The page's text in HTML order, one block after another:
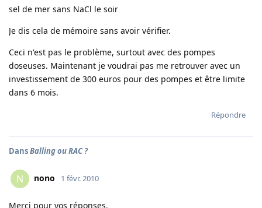
sel de mer sans NaCl le soir
Je dis cela de mémoire sans avoir vérifier.
Ceci n'est pas le problème, surtout avec des pompes
doseuses. Maintenant je voudrai pas me retrouver avec un
investissement de 300 euros pour des pompes et être limite
dans 6 mois.
Répondre
DansBalling ou RAC ?
N nono 1 févr. 2010
Merci pour vos réponses.